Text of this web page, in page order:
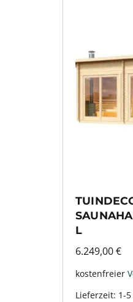
L
6.249,00€
kostenfreier
Lieferzeit: 1-